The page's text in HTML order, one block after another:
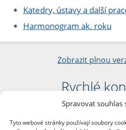
Spravovat souhlas
Tyto webové stránky používají soubory
Katedry, ústavy a další
Harmonogram ak. roku
Zobrazit plnou
Rychlé
Filozofická
nám. Jana